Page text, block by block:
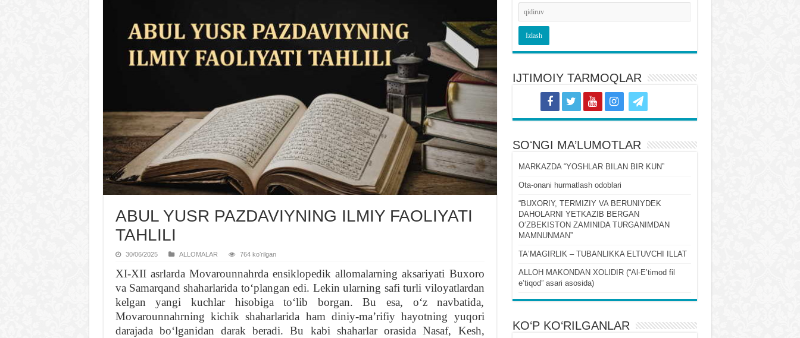
ABUL YUSR PAZDAVIYNING ILMIY FAOLIYATI
TAHLILI
30/06/2025 ALLOMALAR 764 koʻrilgan
XI-XII asrlarda Movarounnahrda ensiklopedik allomalarning aksariyati Buxoro
va Samarqand shaharlarida toʻplangan edi. Lekin ularning safi turli viloyatlardan
kelgan yangi kuchlar hisobiga toʻlib borgan. Bu esa, oʻz navbatida,
Movarounnahrning kichik shaharlarida ham diniy-maʼrifiy hayotning yuqori
darajada boʻlganidan darak beradi. Bu kabi shaharlar orasida Nasaf, Kesh,
IJTIMOIY TARMOQLAR
SOʻNGI MA’LUMOTLAR
MARKAZDA “YOSHLAR BILAN BIR KUN”
Ota-onani hurmatlash odoblari
“BUXORIY, TERMIZIY VA BERUNIYDEK
DAHOLARNI YETKAZIB BERGAN
OʻZBEKISTON ZAMINIDA TURGANIMDAN
MAMNUNMAN”
TAʼMAGIRLIK – TUBANLIKKA ELTUVCHI ILLAT
ALLOH MAKONDAN XOLIDIR (“Al-Eʼtimod fil
eʼtiqod” asari asosida)
KO‘P KO‘RILGANLAR